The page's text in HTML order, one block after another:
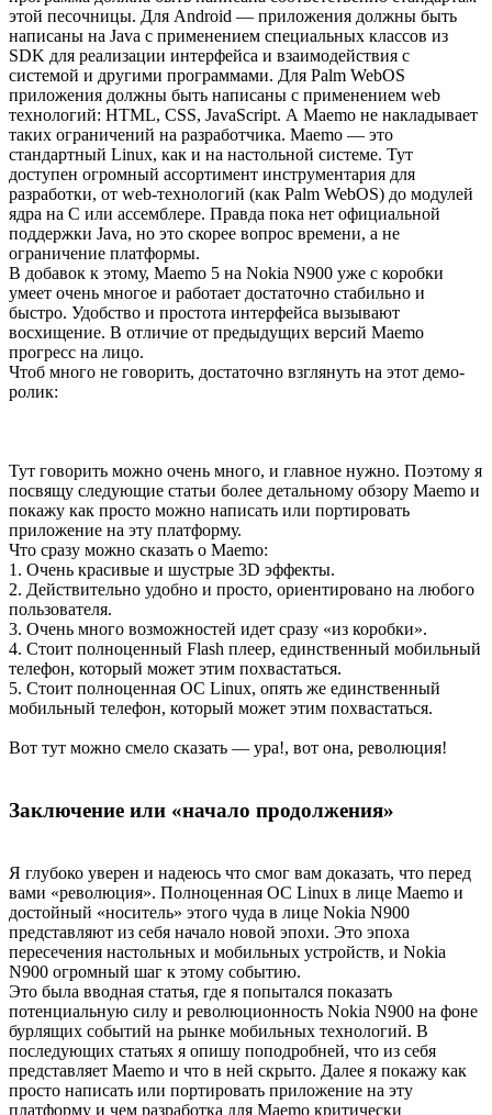
этой песочницы. Для Android — приложения должны быть
написаны на Java c применением специальных классов из
SDK для реализации интерфейса и взаимодействия с
системой и другими программами. Для Palm WebOS
приложения должны быть написаны с применением web
технологий: HTML, CSS, JavaScript. А Maemo не накладывает
таких ограничений на разработчика. Maemo — это
стандартный Linux, как и на настольной системе. Тут
доступен огромный ассортимент инструментария для
разработки, от web-технологий (как Palm WebOS) до модулей
ядра на С или ассемблере. Правда пока нет официальной
поддержки Java, но это скорее вопрос времени, а не
ограничение платформы.
В добавок к этому, Maemo 5 на Nokia N900 уже с коробки
умеет очень многое и работает достаточно стабильно и
быстро. Удобство и простота интерфейса вызывают
восхищение. В отличие от предыдущих версий Maemo
прогресс на лицо.
Чтоб много не говорить, достаточно взглянуть на этот демо-
ролик:
Тут говорить можно очень много, и главное нужно. Поэтому я
посвящу следующие статьи более детальному обзору Maemo и
покажу как просто можно написать или портировать
приложение на эту платформу.
Что сразу можно сказать о Maemo:
1. Очень красивые и шустрые 3D эффекты.
2. Действительно удобно и просто, ориентировано на любого
пользователя.
3. Очень много возможностей идет сразу «из коробки».
4. Стоит полноценный Flash плеер, единственный мобильный
телефон, который может этим похвастаться.
5. Стоит полноценная ОС Linux, опять же единственный
мобильный телефон, который может этим похвастаться.
Вот тут можно смело сказать — ура!, вот она, революция!
Заключение или «начало продолжения»
Я глубоко уверен и надеюсь что смог вам доказать, что перед
вами «революция». Полноценная ОС Linux в лице Maemo и
достойный «носитель» этого чуда в лице Nokia N900
представляют из себя начало новой эпохи. Это эпоха
пересечения настольных и мобильных устройств, и Nokia
N900 огромный шаг к этому событию.
Это была вводная статья, где я попытался показать
потенциальную силу и революционность Nokia N900 на фоне
бурлящих событий на рынке мобильных технологий. В
последующих статьях я опишу поподробней, что из себя
представляет Maemo и что в ней скрыто. Далее я покажу как
просто написать или портировать приложение на эту
платформу и чем разработка для Maemo критически